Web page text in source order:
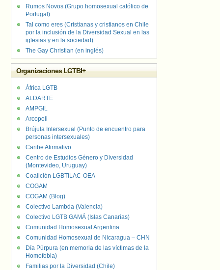
Rumos Novos (Grupo homosexual católico de
Portugal)
Tal como eres (Cristianas y cristianos en Chile
por la inclusión de la Diversidad Sexual en las
iglesias y en la sociedad)
The Gay Christian (en inglés)
Organizaciones LGTBI+
África LGTB
ALDARTE
AMPGIL
Arcopoli
Brújula Intersexual (Punto de encuentro para
personas intersexuales)
Caribe Afirmativo
Centro de Estudios Género y Diversidad
(Montevideo, Uruguay)
Coalición LGBTILAC-OEA
COGAM
COGAM (Blog)
Colectivo Lambda (Valencia)
Colectivo LGTB GAMÁ (Islas Canarias)
Comunidad Homosexual Argentina
Comunidad Homosexual de Nicaragua – CHN
Día Púrpura (en memoria de las víctimas de la
Homofobia)
Familias por la Diversidad (Chile)